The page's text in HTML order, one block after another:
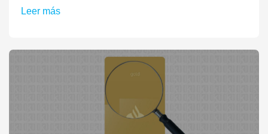
Leer más